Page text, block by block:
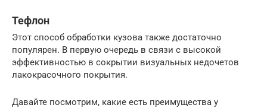
Тефлон
Этот способ обработки кузова также достаточно
популярен. В первую очередь в связи с высокой
эффективностью в сокрытии визуальных недочетов
лакокрасочного покрытия.
Давайте посмотрим, какие есть преимущества у